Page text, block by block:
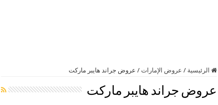
الرئيسية / عروض الإمارات / عروض جراند هايبر ماركت
عروض جراند هايبر ماركت